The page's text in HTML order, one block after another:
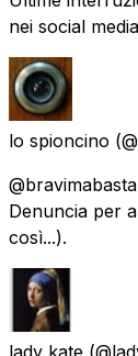
nei social
lo spioncino
Denuncia per
così...).
lady kate